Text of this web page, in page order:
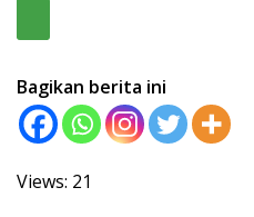
Bagikan berita ini
Views: 21